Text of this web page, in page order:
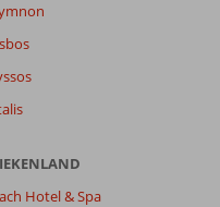
Hotel & Spa